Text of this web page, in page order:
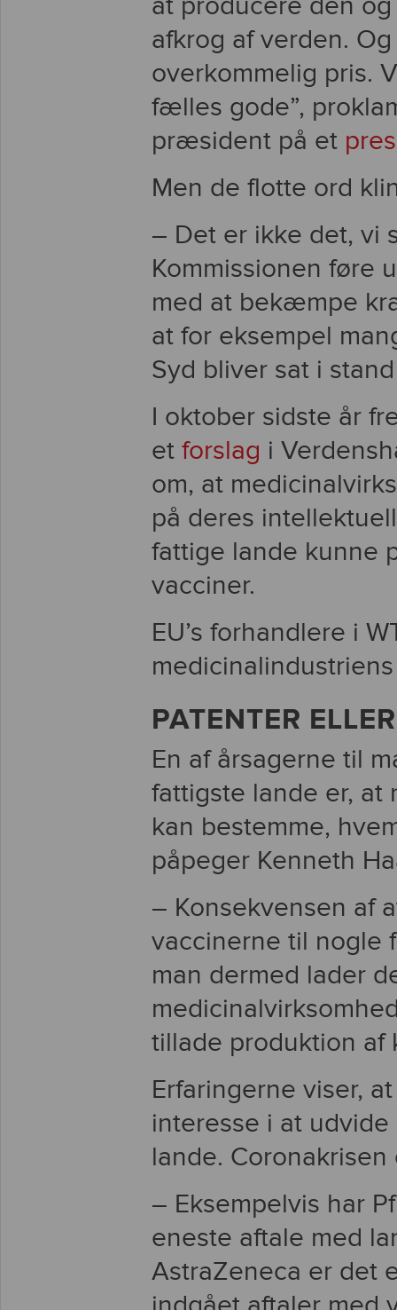
afkrog af verden.
overkommelig pris.
fælles gode”,
præsident på et
Men de flotte ord
– Det er ikke det, vi
Kommissionen føre
med at bekæmpe
at for eksempel
Syd bliver sat i
I oktober sidste år
et forslag i
om, at
på deres
fattige lande kunne
vacciner.
EU’s forhandlere i
PATENTER
En af årsagerne til
fattigste lande er, at
kan bestemme,
påpeger Kenneth
– Konsekvensen af
vaccinerne til nogle
man dermed lader
tillade produktion af
Erfaringerne viser,
interesse i at
lande.
– Eksempelvis har
eneste aftale med
AstraZeneca er det